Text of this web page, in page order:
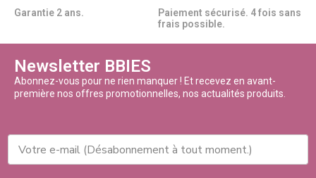
Garantie 2 ans.
Paiement sécurisé. 4 fois sans
frais possible.
Newsletter BBIES
Abonnez-vous pour ne rien manquer ! Et recevez en avant-
première nos offres promotionnelles, nos actualités produits.